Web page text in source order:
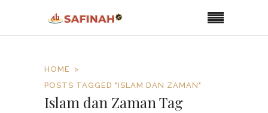
HOME
POSTS TAGGED "ISLAM DAN ZAMAN"
Islam dan Zaman Tag